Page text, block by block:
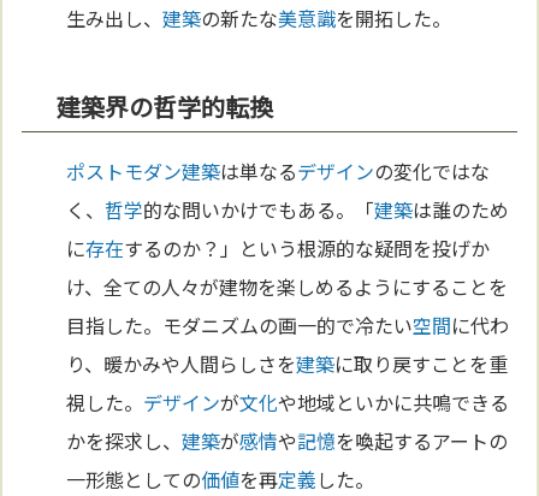
生み出し、建築の新たな美意識を開拓した。
建築界の哲学的転換
ポストモダン建築は単なるデザインの変化ではな
く、 哲学的な問いかけでもある。「建築は誰のため
に存在するのか？」という根源的な疑問を投げか
け、全ての人々が建物を楽しめるようにすることを
目指した。モダニズムの画一的で冷たい空間に代わ
り、暖かみや人間らしさを建築に取り戻すことを重
視した。 デザインが文化や地域といかに共鳴できる
かを探求し、建築が感情や記憶を喚起するアートの
一形態としての価値を再定義した。